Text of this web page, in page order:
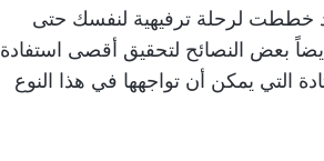
خططت لرحلة ترفيهية لنفسك حتى
بعض النصائح لتحقيق أقصى استفادة
التي يمكن أن تواجهها في هذا النوع